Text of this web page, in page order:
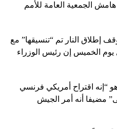
الجمعية العامة للأمم
إطلاق النار تم “تنسيقها” مع
يوم الخميس إن رئيس الوزراء
“إنه اقتراح أمريكي فرنسي
مضيفا أنه أمر الجيش